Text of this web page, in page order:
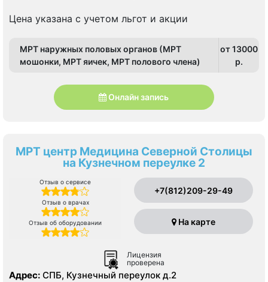
Дыбенко
Цена указана с учетом льгот и акции
МРТ наружных половых органов (МРТ
мошонки, МРТ яичек, МРТ полового члена)
от 13000
p.
Онлайн запись
МРТ центр Медицина Северной Столицы
на Кузнечном переулке 2
Отзыв о сервисе
Отзыв о врачах
Отзыв об оборудовании
+7(812)209-29-49
На карте
Лицензия
проверена
Адрес: СПБ, Кузнечный переулок д.2